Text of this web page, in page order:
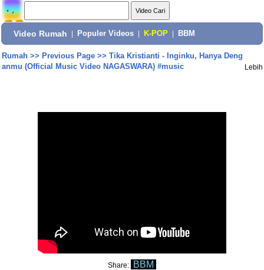
Video Rumah Populer Videos K-POP BBM
Rumah>> Previous Page>> Tika Kristianti - Inginku, Hanya Deng
anmu (Official Music Video NAGASWARA) #music
Lebih
Share: BBM